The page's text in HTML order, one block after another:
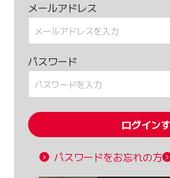
メールアドレス
パスワード
ログイン
パスワードをお忘れの方